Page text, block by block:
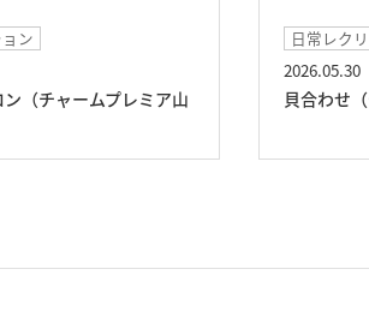
日常レクリエ―ション
貝合わせ（チャームプレミア山手町）